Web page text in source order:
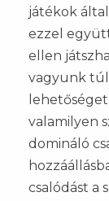
játékok
ezzel
ellen
vagyunk
valamilyen
domináló
csalódást a